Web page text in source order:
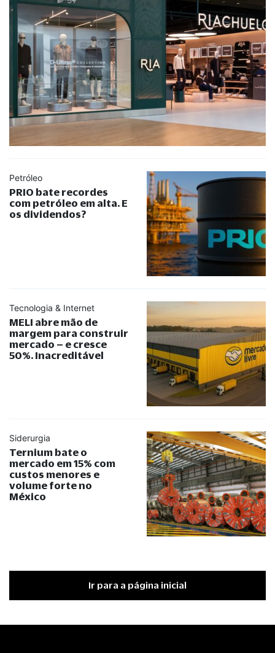
Petróleo
PRIO bate recordes
com petróleo em alta. E
os dividendos?
Tecnologia & Internet
MELI abre mão de
margem para construir
mercado – e cresce
50%. Inacreditável
Siderurgia
Ternium bate o
mercado em 15% com
custos menores e
volume forte no
México
Ir para a página inicial